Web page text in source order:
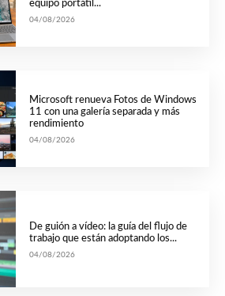
equipo portátil...
04/08/2026
Microsoft renueva Fotos de Windows
11 con una galería separada y más
rendimiento
04/08/2026
De guión a vídeo: la guía del flujo de
trabajo que están adoptando los...
04/08/2026